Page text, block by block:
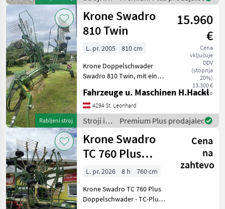
oprema
za žetev
in
spravilo
/ Krone
Rabljeni stroj
Krone Swadro
810 Twin
15.960
€
Cena
vključuje
DDV
(stopnja
20%)
13.300 €
neto
L. pr. 2005
810 cm
Krone Doppelschwader
Swadro 810 Twin, mit einer
Einstellung 6, 8 m bei
Ablage von einer Schwad,
und 8, 1m bei Ablage von
zwei Schwaden , mittler
Fahrzeuge u. Maschinen H.Hackl
4294 St. Leonhard
Stroji in
oprema
za žetev
in
spravilo
/ Krone
Premium Plus prodajalec
Krone Swadro
TC 760 Plus
Doppelschwader
Cena
na
zahtevo
L. pr. 2026 8 h
760 cm
Krone Swadro TC 760 Plus
Doppelschwader - TC-Plus